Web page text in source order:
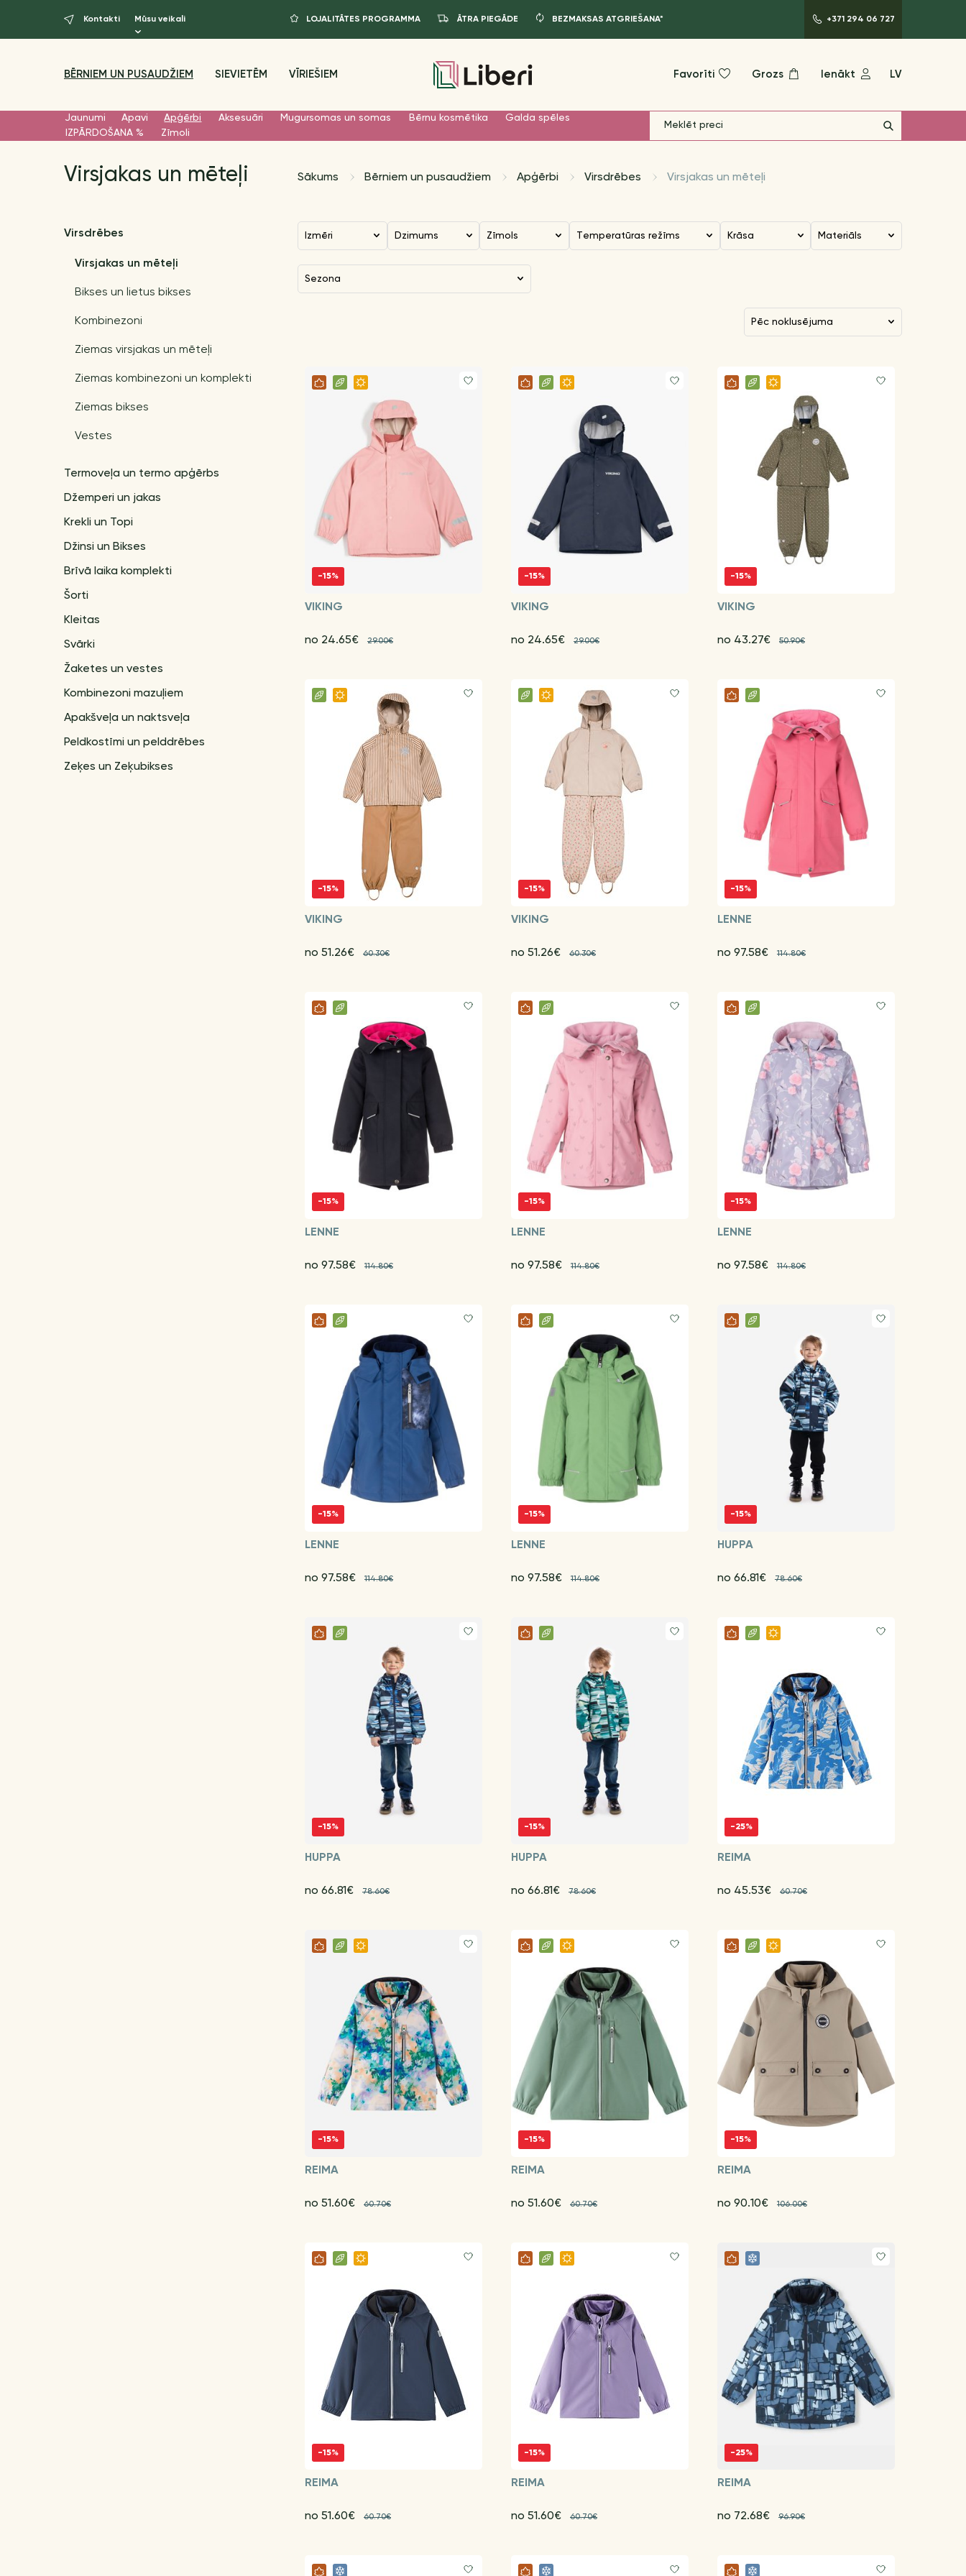
Kontakti Mūsu veikali LOJALITĀTES PROGRAMMA ĀTRA PIEGĀDE BEZMAKSAS ATGRIEŠANA* +371 294 06 727
BĒRNIEM UN PUSAUDŽIEM SIEVIETĒM VĪRIEŠIEM Favorīti Grozs Ienākt LV
Jaunumi Apavi Apģērbi Aksesuāri Mugursomas un somas Bērnu kosmētika
Galda spēles
IZPĀRDOŠANA %
Zīmoli
Virsjakas un mēteļi Sākums Bērniem un pusaudžiem Apģērbi Virsdrēbes Virsjakas un mēteļi
Virsdrēbes
Virsjakas un mēteļi
Bikses un lietus bikses
Кombinezoni
Ziemas virsjakas un mēteļi
Ziemas kombinezoni un komplekti
Ziemas bikses
Vestes
Termoveļa un termo apģērbs
Džemperi un jakas
Krekli un Topi
Džinsi un Bikses
Brīvā laika komplekti
Šorti
Kleitas
Svārki
Žaketes un vestes
Kombinezoni mazuļiem
Apakšveļa un naktsveļa
Peldkostīmi un pelddrēbes
Zeķes un Zeķubikses
Izmēri Dzimums Zīmols Temperatūras režīms Krāsa Materiāls
Sezona
pēc noklusējuma
-15%
VIKING
no 24.65€ 29.00€
-15%
VIKING
no 24.65€ 29.00€
-15%
VIKING
no 43.27€ 50.90€
-15%
VIKING
no 51.26€ 60.30€
-15%
VIKING
no 51.26€ 60.30€
-15%
LENNE
no 97.58€ 114.80€
-15%
LENNE
no 97.58€ 114.80€
-15%
LENNE
no 97.58€ 114.80€
-15%
LENNE
no 97.58€ 114.80€
-15%
LENNE
no 97.58€ 114.80€
-15%
LENNE
no 97.58€ 114.80€
-15%
HUPPA
no 66.81€ 78.60€
-15%
HUPPA
no 66.81€ 78.60€
-15%
HUPPA
no 66.81€ 78.60€
-25%
REIMA
no 45.53€ 60.70€
-15%
REIMA
no 51.60€ 60.70€
-15%
REIMA
no 51.60€ 60.70€
-15%
REIMA
no 90.10€ 106.00€
-15%
REIMA
no 51.60€ 60.70€
-15%
REIMA
no 51.60€ 60.70€
-25%
REIMA
no 72.68€ 96.90€